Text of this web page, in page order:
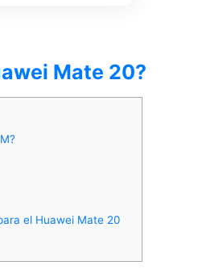
Mate 20?
el Huawei Mate 20